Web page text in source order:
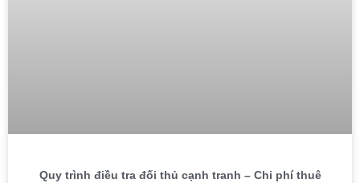
Quy trình điều tra đối thủ cạnh tranh – Chi phí thuê